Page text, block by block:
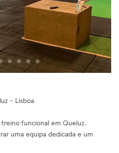
- Lisboa
treino funcional em Queluz.
uma equipa dedicada e um